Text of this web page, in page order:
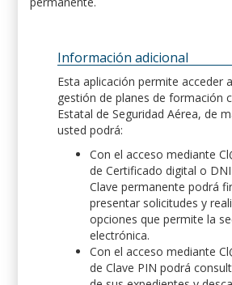
Información adicional
Esta aplicación permite acceder
gestión de planes de formación
Estatal de Seguridad Aérea, de
usted podrá:
Con el acceso mediante
de Certificado digital o
Clave permanente podrá
presentar solicitudes y
opciones que permite la
electrónica.
Con el acceso mediante
de Clave PIN podrá